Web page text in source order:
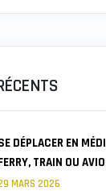
DÉPLACER EN
TRAIN OU
MARS 2026